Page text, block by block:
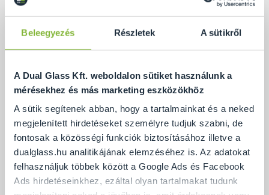
Beleegyezés Részletek A sütikről
A Dual Glass Kft. weboldalon sütiket használunk a
mérésekhez és más marketing eszközökhöz
A sütik segítenek abban, hogy a tartalmainkat és a neked
megjelenített hirdetéseket személyre tudjuk szabni, de
fontosak a közösségi funkciók biztosításához illetve a
dualglass.hu analitikájának elemzéséhez is. Az adatokat
felhasználjuk többek között a Google Ads és Facebook
Ads hirdetéseinkhez, ezáltal olyan tartalmakat tudunk
Azegyedi zuhanykabin gyártásnak
pontosan ez a
gyártásmegrendelését, akik hosszú távra szeretnék
több generáció számára is. Gyerekek, idősebbek is
biztonságosan tudnak használni egy olyan
zuhanykabint, ami sokoldalú és jól van megtervezve.
Mi ilyen munkát végzünk, kiváló alapanyagokkal,
modern technológiával dolgozunk és hozzáértő
szakemberekkel karöltve készítjük el minden
termékünket. Azegyedi zuhanykabin
gyártásbana legjobbra törekszünk és ezt nyújtjuk